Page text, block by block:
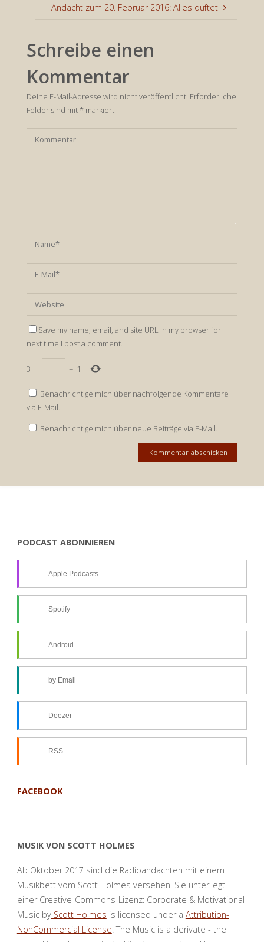
Andacht zum 20. Februar 2016: Alles duftet
Schreibe einen
Kommentar
Deine E-Mail-Adresse wird nicht veröffentlicht. Erforderliche
Felder sind mit*markiert
Save my name, email, and site URL in my browser for
next time I post a comment.
3 − = 1
Benachrichtige mich über nachfolgende Kommentare
via E-Mail.
Benachrichtige mich über neue Beiträge via E-Mail.
PODCAST ABONNIEREN
Apple Podcasts
Spotify
Android
by Email
Deezer
RSS
FACEBOOK
MUSIK VON SCOTT HOLMES
Ab Oktober 2017 sind die Radioandachten mit einem
Musikbett vom Scott Holmes versehen. Sie unterliegt
einer Creative-Commons-Lizenz: Corporate & Motivational
Music byScott Holmes is licensed under a Attribution-
NonCommercial License. The Music is a derivate - the